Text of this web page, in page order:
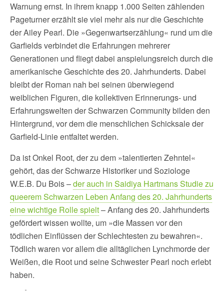
Warnung ernst. In ihrem knapp 1.000 Seiten zählenden
Pageturner erzählt sie viel mehr als nur die Geschichte
der Ailey Pearl. Die »Gegenwartserzählung« rund um die
Garfields verbindet die Erfahrungen mehrerer
Generationen und fliegt dabei anspielungsreich durch die
amerikanische Geschichte des 20. Jahrhunderts. Dabei
bleibt der Roman nah bei seinen überwiegend
weiblichen Figuren, die kollektiven Erinnerungs- und
Erfahrungswelten der Schwarzen Community bilden den
Hintergrund, vor dem die menschlichen Schicksale der
Garfield-Linie entfaltet werden.
Da ist Onkel Root, der zu dem »talentierten Zehntel«
gehört, das der Schwarze Historiker und Soziologe
W.E.B. Du Bois –der auch in Saidiya Hartmans Studie zu
queerem Schwarzen Leben Anfang des 20. Jahrhunderts
eine wichtige Rolle spielt– Anfang des 20. Jahrhunderts
gefördert wissen wollte, um »die Massen vor den
tödlichen Einflüssen der Schlechtesten zu bewahren«.
Tödlich waren vor allem die alltäglichen Lynchmorde der
Weißen, die Root und seine Schwester Pearl noch erlebt
haben.